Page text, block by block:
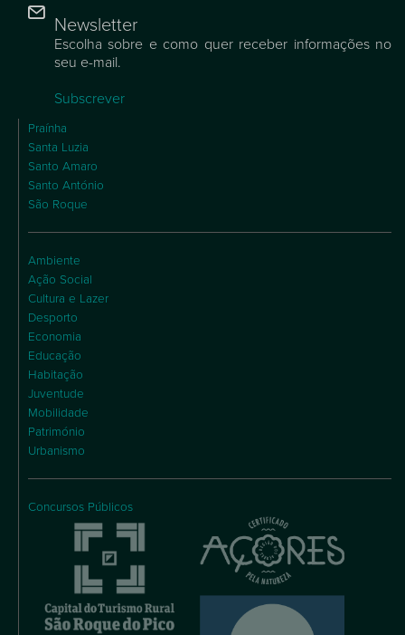
Newsletter
Escolha sobre e como quer receber informações no
seu e-mail.
Subscrever
Praínha
Santa Luzia
Santo Amaro
Santo António
São Roque
Ambiente
Ação Social
Cultura e Lazer
Desporto
Economia
Educação
Habitação
Juventude
Mobilidade
Património
Urbanismo
Concursos Públicos